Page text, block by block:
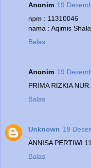
Anonim 19
npm : 11310046
nama : Aqimis
Balas
Anonim 19
PRIMA RIZKIA
Balas
Unknown 19
ANNISA PERTIWI
Balas